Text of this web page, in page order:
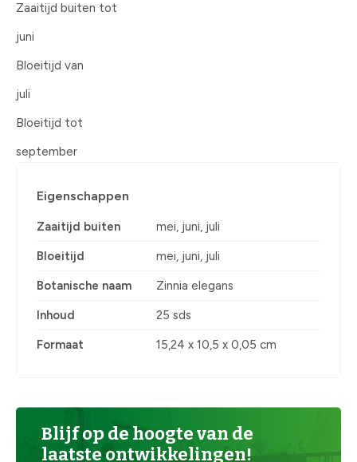
Zaaitijd buiten tot
juni
Bloeitijd van
juli
Bloeitijd tot
september
Eigenschappen
Zaaitijd buiten mei, juni, juli
Bloeitijd mei, juni, juli
Botanische naam Zinnia elegans
Inhoud 25 sds
Formaat 15,24 x 10,5 x 0,05 cm
Blijf op de hoogte van de
laatste ontwikkelingen!